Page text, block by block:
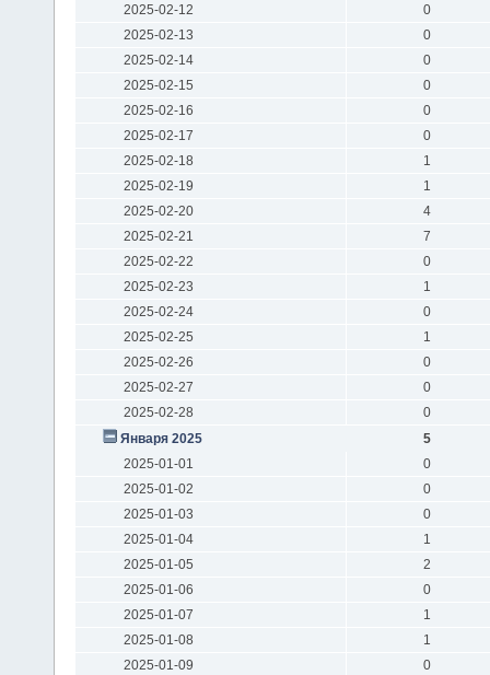
2025-02-12
0
2025-02-13
0
2025-02-14
0
2025-02-15
0
2025-02-16
0
2025-02-17
0
2025-02-18
1
2025-02-19
1
2025-02-20
4
2025-02-21
7
2025-02-22
0
2025-02-23
1
2025-02-24
0
2025-02-25
1
2025-02-26
0
2025-02-27
0
2025-02-28
0
Января 2025
5
2025-01-01
0
2025-01-02
0
2025-01-03
0
2025-01-04
1
2025-01-05
2
2025-01-06
0
2025-01-07
1
2025-01-08
1
2025-01-09
0